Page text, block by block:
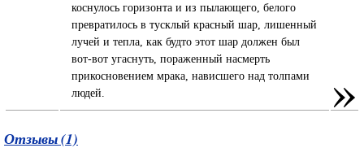
коснулось горизонта и из пылающего, белого
превратилось в тусклый красный шар, лишенный
лучей и тепла, как будто этот шар должен был
вот-вот угаснуть, пораженный насмерть
прикосновением мрака, нависшего над толпами
людей.
»
Отзывы (1)